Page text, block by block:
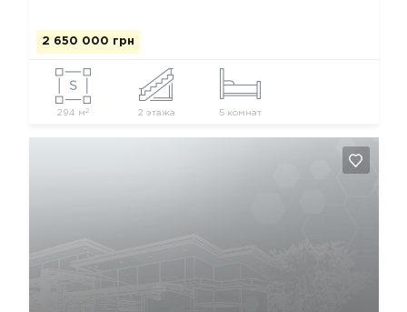
2 650 000 грн
294 м 2 2 этажа 5 комнат